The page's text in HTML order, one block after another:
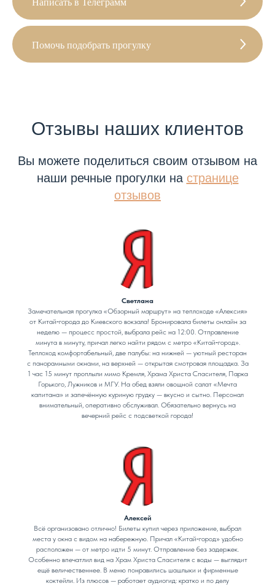
Помочь подобрать прогулку
Отзывы наших клиентов
Вы можете поделиться своим отзывом на
наши речные прогулки на странице
отзывов
Светлана
Замечательная прогулка «Обзорный маршрут» на теплоходе «Алексия»
от Китай‑города до Киевского вокзала! Бронировала билеты онлайн за
неделю — процесс простой, выбрала рейс на 12:00. Отправление
минута в минуту, причал легко найти рядом с метро «Китай‑город».
Теплоход комфортабельный, две палубы: на нижней — уютный ресторан
с панорамными окнами, на верхней — открытая смотровая площадка. За
1 час 15 минут проплыли мимо Кремля, Храма Христа Спасителя, Парка
Горького, Лужников и МГУ. На обед взяли овощной салат «Мечта
капитана» и запечённую куриную грудку — вкусно и сытно. Персонал
внимательный, оперативно обслуживал. Обязательно вернусь на
вечерний рейс с подсветкой города!
Алексей
Всё организовано отлично! Билеты купил через приложение, выбрал
места у окна с видом на набережную. Причал «Китай‑город» удобно
расположен — от метро идти 5 минут. Отправление без задержек.
Особенно впечатлил вид на Храм Христа Спасителя с воды — выглядит
ещё величественнее. В меню понравились шашлыки и фирменные
коктейли. Из плюсов — работает аудиогид: кратко и по делу